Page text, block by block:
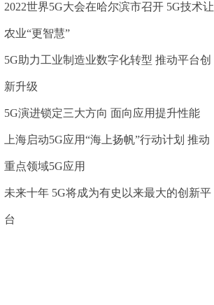
2022世界5G大会在哈尔滨市召开 5G技术让
农业“更智慧”
5G助力工业制造业数字化转型 推动平台创
新升级
5G演进锁定三大方向 面向应用提升性能
上海启动5G应用“海上扬帆”行动计划 推动
重点领域5G应用
未来十年 5G将成为有史以来最大的创新平
台